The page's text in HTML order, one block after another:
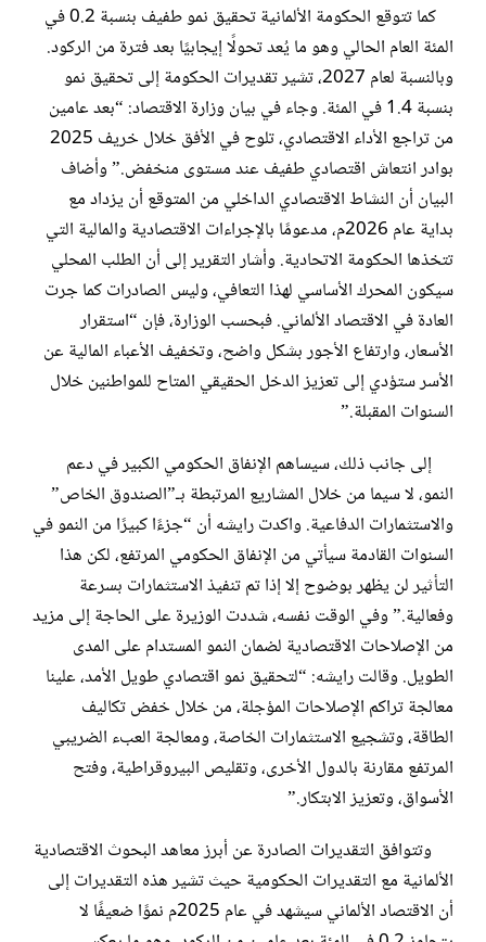
كما تتوقع الحكومة الألمانية تحقيق نمو طفيف بنسبة 0.2 في
المئة العام الحالي وهو ما يُعد تحولًا إيجابيًا بعد فترة من الركود.
وبالنسبة لعام 2027، تشير تقديرات الحكومة إلى تحقيق نمو
بنسبة 1.4 في المئة. وجاء في بيان وزارة الاقتصاد: “بعد عامين
من تراجع الأداء الاقتصادي، تلوح في الأفق خلال خريف 2025
بوادر انتعاش اقتصادي طفيف عند مستوى منخفض.” وأضاف
البيان أن النشاط الاقتصادي الداخلي من المتوقع أن يزداد مع
بداية عام 2026م، مدعومًا بالإجراءات الاقتصادية والمالية التي
تتخذها الحكومة الاتحادية. وأشار التقرير إلى أن الطلب المحلي
سيكون المحرك الأساسي لهذا التعافي، وليس الصادرات كما جرت
العادة في الاقتصاد الألماني. فبحسب الوزارة، فإن “استقرار
الأسعار، وارتفاع الأجور بشكل واضح، وتخفيف الأعباء المالية عن
الأسر ستؤدي إلى تعزيز الدخل الحقيقي المتاح للمواطنين خلال
السنوات المقبلة.”
إلى جانب ذلك، سيساهم الإنفاق الحكومي الكبير في دعم
النمو، لا سيما من خلال المشاريع المرتبطة بـ”الصندوق الخاص”
والاستثمارات الدفاعية. واكدت رايشه أن “جزءًا كبيرًا من النمو في
السنوات القادمة سيأتي من الإنفاق الحكومي المرتفع، لكن هذا
التأثير لن يظهر بوضوح إلا إذا تم تنفيذ الاستثمارات بسرعة
وفعالية.” وفي الوقت نفسه، شددت الوزيرة على الحاجة إلى مزيد
من الإصلاحات الاقتصادية لضمان النمو المستدام على المدى
الطويل. وقالت رايشه: “لتحقيق نمو اقتصادي طويل الأمد، علينا
معالجة تراكم الإصلاحات المؤجلة، من خلال خفض تكاليف
الطاقة، وتشجيع الاستثمارات الخاصة، ومعالجة العبء الضريبي
المرتفع مقارنة بالدول الأخرى، وتقليص البيروقراطية، وفتح
الأسواق، وتعزيز الابتكار.”
وتتوافق التقديرات الصادرة عن أبرز معاهد البحوث الاقتصادية
الألمانية مع التقديرات الحكومية حيث تشير هذه التقديرات إلى
أن الاقتصاد الألماني سيشهد في عام 2025م نموًا ضعيفًا لا